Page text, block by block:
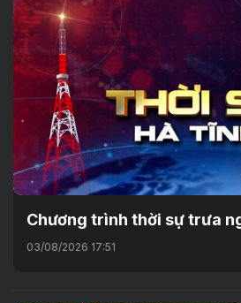
Chương trình thời sự trưa
03/08/2026 17:51